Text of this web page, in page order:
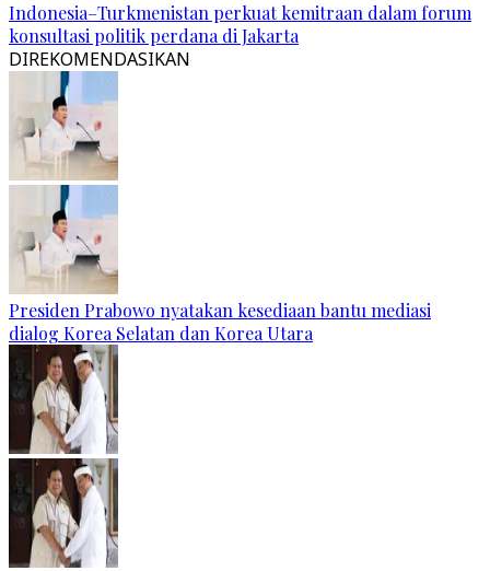
Indonesia–Turkmenistan perkuat kemitraan dalam forum
konsultasi politik perdana di Jakarta
DIREKOMENDASIKAN
Presiden Prabowo nyatakan kesediaan bantu mediasi
dialog Korea Selatan dan Korea Utara